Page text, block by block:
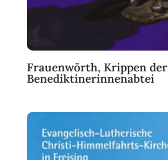
Frauenwörth, Krippen der
Benediktinerinnenabtei